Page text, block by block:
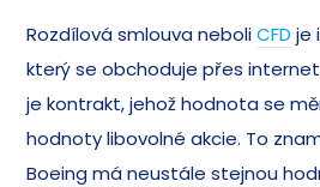
Rozdílová smlouva neboliCFD je
který se obchoduje přes internet
je kontrakt, jehož hodnota se
hodnoty libovolné akcie. To
Boeing má neustále stejnou